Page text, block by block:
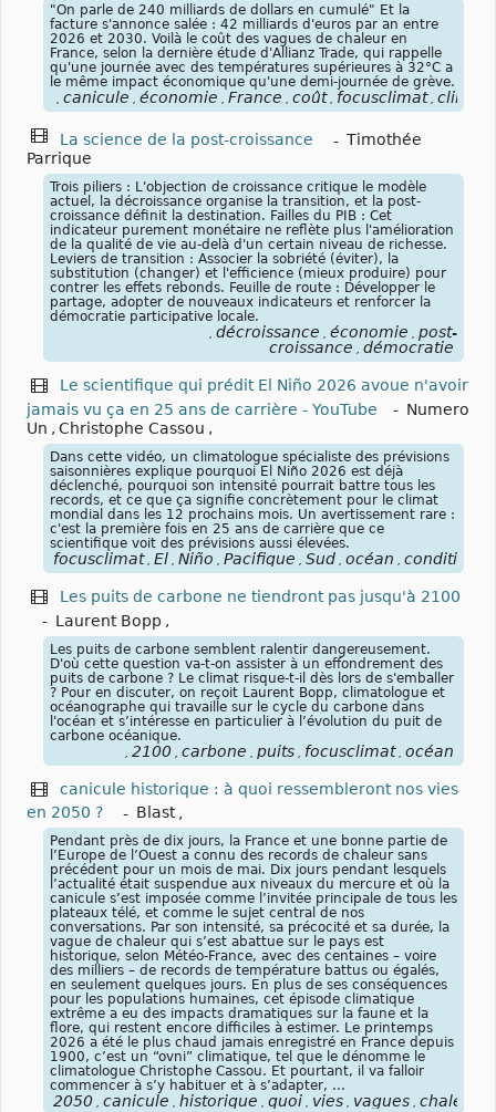
"On parle de 240 milliards de dollars en cumulé" Et la
facture s'annonce salée : 42 milliards d'euros par an entre
2026 et 2030. Voilà le coût des vagues de chaleur en
France, selon la dernière étude d'Allianz Trade, qui rappelle
qu'une journée avec des températures supérieures à 32°C a
le même impact économique qu'une demi-journée de grève.
canicule économie France coût focusclimat climat
La science de la post-croissance - Timothée
Parrique
Trois piliers : L'objection de croissance critique le modèle
actuel, la décroissance organise la transition, et la post-
croissance définit la destination. Failles du PIB : Cet
indicateur purement monétaire ne reflète plus l'amélioration
de la qualité de vie au-delà d'un certain niveau de richesse.
Leviers de transition : Associer la sobriété (éviter), la
substitution (changer) et l'efficience (mieux produire) pour
contrer les effets rebonds. Feuille de route : Développer le
partage, adopter de nouveaux indicateurs et renforcer la
démocratie participative locale.
, décroissance , économie , post-
croissance , démocratie
Le scientifique qui prédit El Niño 2026 avoue n'avoir
jamais vu ça en 25 ans de carrière - YouTube
- Numero
Un , Christophe Cassou ,
Dans cette vidéo, un climatologue spécialiste des prévisions
saisonnières explique pourquoi El Niño 2026 est déjà
déclenché, pourquoi son intensité pourrait battre tous les
records, et ce que ça signifie concrètement pour le climat
mondial dans les 12 prochains mois. Un avertissement rare :
c'est la première fois en 25 ans de carrière que ce
scientifique voit des prévisions aussi élevées.
focusclimat El Niño Pacifique Sud océan conditions
Les puits de carbone ne tiendront pas jusqu'à 2100
- Laurent Bopp ,
Les puits de carbone semblent ralentir dangereusement.
D'où cette question va-t-on assister à un effondrement des
puits de carbone ? Le climat risque-t-il dès lors de s'emballer
? Pour en discuter, on reçoit Laurent Bopp, climatologue et
océanographe qui travaille sur le cycle du carbone dans
l'océan et s’intéresse en particulier à l’évolution du puit de
carbone océanique.
2100 carbone puits focusclimat océan
canicule historique : à quoi ressembleront nos vies
en 2050 ?
- Blast ,
Pendant près de dix jours, la France et une bonne partie de
l’Europe de l’Ouest a connu des records de chaleur sans
précédent pour un mois de mai. Dix jours pendant lesquels
l’actualité était suspendue aux niveaux du mercure et où la
canicule s’est imposée comme l’invitée principale de tous les
plateaux télé, et comme le sujet central de nos
conversations. Par son intensité, sa précocité et sa durée, la
vague de chaleur qui s’est abattue sur le pays est
historique, selon Météo-France, avec des centaines – voire
des milliers – de records de température battus ou égalés,
en seulement quelques jours. En plus de ses conséquences
pour les populations humaines, cet épisode climatique
extrême a eu des impacts dramatiques sur la faune et la
flore, qui restent encore difficiles à estimer. Le printemps
2026 a été le plus chaud jamais enregistré en France depuis
1900, c’est un “ovni” climatique, tel que le dénomme le
climatologue Christophe Cassou. Et pourtant, il va falloir
commencer à s’y habituer et à s’adapter, ...
2050 , canicule , historique , quoi , vies , vagues , chaleurs